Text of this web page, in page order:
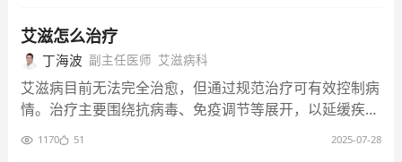
衡饮食。杜绝高危行为，防止病毒传播，积极配合治疗，
以最佳状态应对疾病。 如何确定是艾滋病 高危行为判
断： 回顾是否有过危险行为，如无保护性行为、共用注
射器吸毒、接受未经正规检测的输血等。存在此类高危行
认。 临床症状观察： 艾滋病急性期可能出现发热、咽
重感染形成脓肿、肠道穿孔等，手术治疗成为必要手段。
手术可清除病变组织，修复受损器官，挽救患者生命，在
特定阶段对控制病情、改善患者预后至关重要。 HIV治疗
后患者务必严格遵循医嘱，持续治疗并定期复诊。医生依
据病毒载量、免疫指标及身体状况评估疗效，调整治疗方
案。虽HIV难以彻底治愈，但经积极规范治疗，多数患者
滋病前期： 艾滋病前期，症状渐趋明显。患者免疫力进
一步下降，开始频繁出现诸如持续性发热、虚弱、盗汗，
以及体重在3个月内下降10%以上等症状。还可能伴有咳
嗽、胸痛、呼吸困难等呼吸道症状，提示身体已难以抵御
病毒及其他病原体侵袭。 4、艾滋病期： 进入艾滋病期，
种罕见病原体，引发肺孢子菌肺炎、口腔念珠菌感染等。
展抗病毒治疗，可显著降低病毒对免疫系统的损害，助力
免疫系统逐步修复，降低感染几率与并发症风险，有效延
长患者寿命。 2、免疫调节治疗： HIV会严重破坏人体免
疫系统，免疫调节治疗旨在助力免疫系统重建。一方面，
能够增强机体免疫能力，提升身体抵御病毒及其他病原体
的水平。另一方面可调节免疫反应，防止过度免疫引发炎
艾滋怎么治疗
丁海波 副主任医师 艾滋病科
艾滋病目前无法完全治愈，但通过规范治疗可有效控制病
情。治疗主要围绕抗病毒、免疫调节等展开，以延缓疾病
进展，提升患者生活质量。建议患者及时就医，配合医生
1170 51 2025-07-28